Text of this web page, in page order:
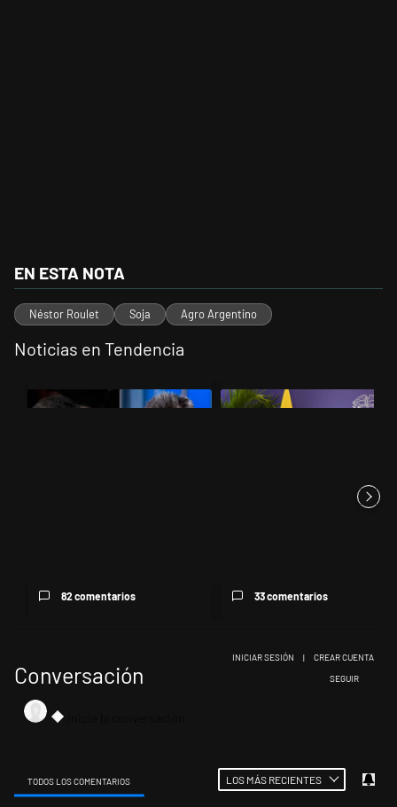
EN ESTA NOTA
Néstor Roulet Soja Agro Argentino
Noticias en Tendencia
Un artículo de tendencia con el título "Los gobernadores marcan
82 comentarios
Un artículo de tendencia con el
33 comentarios
Conversación SIGA ESTA
SEGUIR
INICIAR SESIÓN | CREAR CUENTA
TODOS LOS COMENTARIOS LOS MÁS RECIENTES